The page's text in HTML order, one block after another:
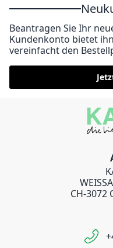
Beantragen Sie Ihr
Kundenkonto bietet
vereinfacht den
CH-3072